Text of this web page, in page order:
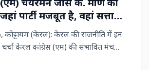
पार्टी मजबूत है, वहां सत्ता
LDF के साथ बने रहने पर जोर
कोट्टायम (केरल): केरल की राजनीति में इन
चर्चा केरल कांग्रेस (एम) की संभावित मंच